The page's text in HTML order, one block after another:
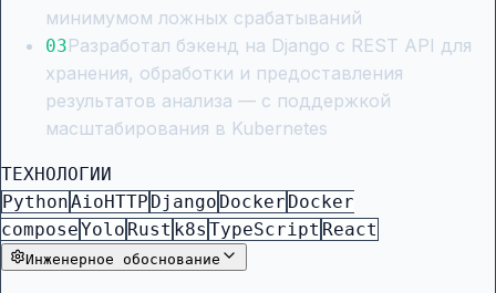
минимумом ложных срабатываний
03Разработал бэкенд на Django с REST API для
хранения, обработки и предоставления
результатов анализа — с поддержкой
масштабирования в Kubernetes
ТЕХНОЛОГИИ
PythonAioHTTP Django Docker Docker
composeYolo Rust k8s TypeScript React
Инженерное обоснование